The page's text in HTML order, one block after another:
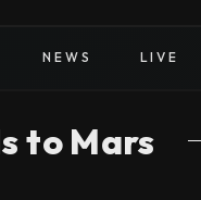
NEWS LIVE
to Mars